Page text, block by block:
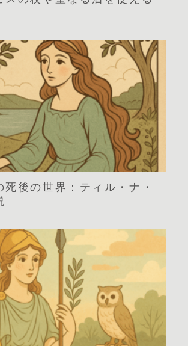
死後の世界：ティル・ナ・